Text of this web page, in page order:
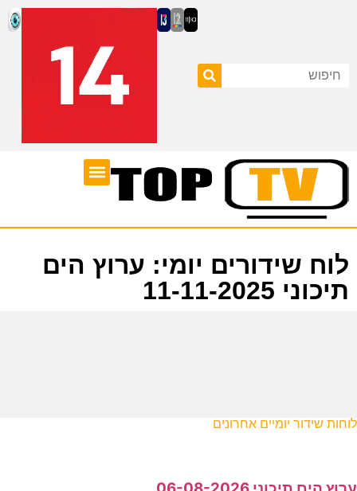
לוח שידורים יומי: ערוץ הים
תיכוני 11-11-2025
לוחות שידור יומיים אחרונים